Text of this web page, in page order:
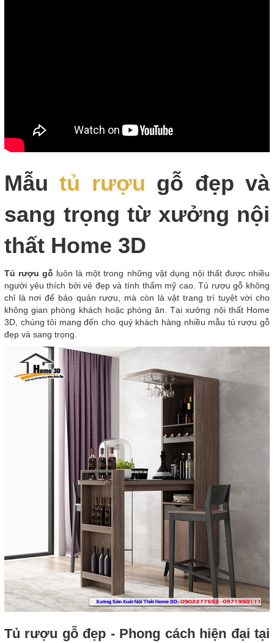
Mẫutủ rượu gỗ đẹp và
sang trọng từ xưởng nội
thất Home 3D
Tủ rượu gỗ luôn là một trong những vật dụng nội thất được nhiều
người yêu thích bởi vẻ đẹp và tính thẩm mỹ cao. Tủ rượu gỗ không
chỉ là nơi để bảo quản rượu, mà còn là vật trang trí tuyệt vời cho
không gian phòng khách hoặc phòng ăn. Tại xưởng nội thất Home
3D, chúng tôi mang đến cho quý khách hàng nhiều mẫu tủ rượu gỗ
đẹp và sang trọng.
Tủ rượu gỗ đẹp - Phong cách hiện đại tại